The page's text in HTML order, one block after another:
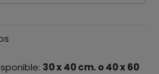
30 x 40 cm. o 40 x 60